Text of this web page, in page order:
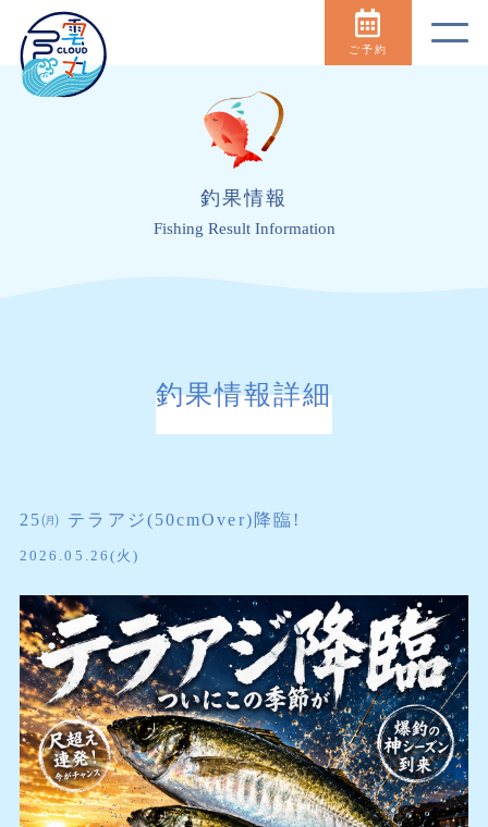
ご予約
釣果情報
Fishing Result Information
釣果情報詳細
25㈪ テラアジ(50cmOver)降臨!
2026.05.26(火)